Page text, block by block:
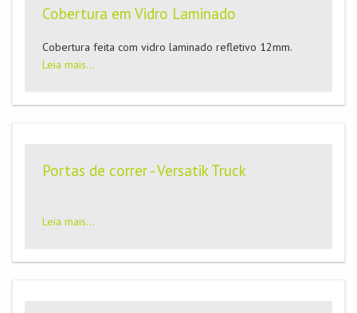
Cobertura em Vidro Laminado
Cobertura feita com vidro laminado refletivo 12mm.
Leia mais...
Portas de correr - Versatik Truck
Leia mais...